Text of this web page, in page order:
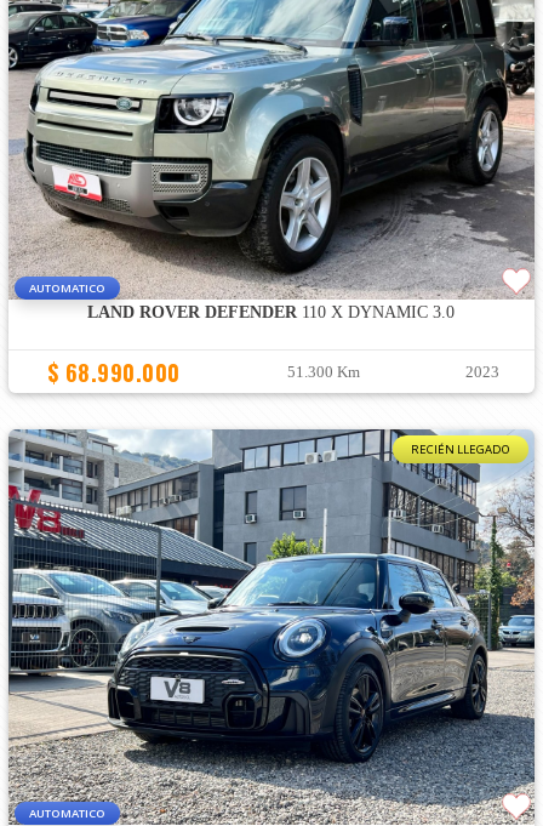
AUTOMATICO
LAND ROVER DEFENDER110 X DYNAMIC 3.0
$ 68.990.000 51.300 Km 2023
RECIÉN LLEGADO
AUTOMATICO